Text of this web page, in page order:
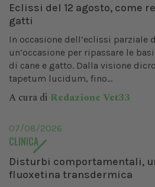
Eclissi del 12 agosto, come
gatti
In occasione dell’eclissi parziale
un’occasione per ripassare le
di cane e gatto. Dalla visione
tapetum lucidum, fino...
A cura di Redazione Vet33
07/08/2026
CLINICA
Disturbi comportamentali,
fluoxetina transdermica